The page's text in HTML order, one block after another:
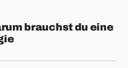
brauchst du eine